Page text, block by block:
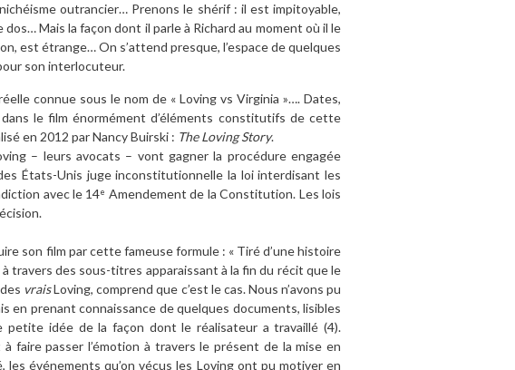
outrancier… Prenons le shérif : il est impitoyable,
Mais la façon dont il parle à Richard au moment où il le
est étrange… On s’attend presque, l’espace de quelques
son interlocuteur.
connue sous le nom de « Loving vs Virginia »…. Dates,
le film énormément d’éléments constitutifs de cette
en 2012 par Nancy Buirski : The Loving Story.
– leurs avocats – vont gagner la procédure engagée
États-Unis juge inconstitutionnelle la loi interdisant les
avec le 14e Amendement de la Constitution. Les lois
son film par cette fameuse formule : « Tiré d’une histoire
travers des sous-titres apparaissant à la fin du récit que le
vraisLoving, comprend que c’est le cas. Nous n’avons pu
en prenant connaissance de quelques documents, lisibles
idée de la façon dont le réalisateur a travaillé (4).
faire passer l’émotion à travers le présent de la mise en
événements qu’on vécus les Loving ont pu motiver en